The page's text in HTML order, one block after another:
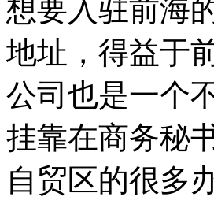
想要入驻前海
地址，得益于
公司也是一个
挂靠在商务秘
自贸区的很多